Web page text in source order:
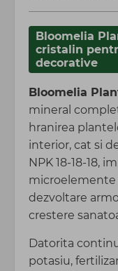
Bloomelia
cristalin
decorative
Bloomelia
mineral
hranirea
interior, cat si
NPK 18-18-18,
microelemente
dezvoltare
crestere
Datorita
potasiu,